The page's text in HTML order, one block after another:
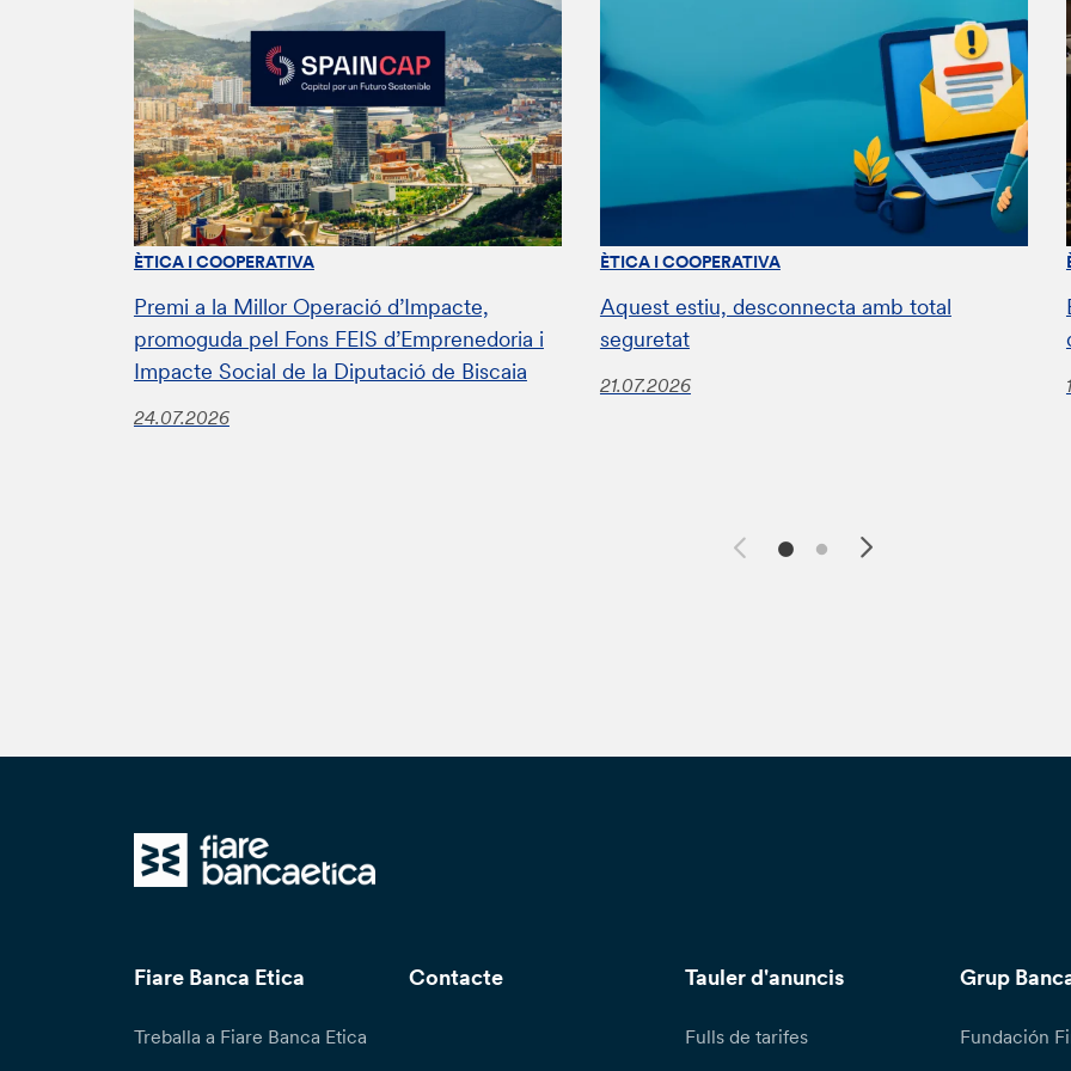
ÈTICA I COOPERATIVA
Premi a la Millor Operació d’Impacte,
promoguda pel Fons FEIS d’Emprenedoria i
Impacte Social de la Diputació de Biscaia
24.07.2026
ÈTICA I COOPERATIVA
Aquest estiu, desconnecta amb total
seguretat
21.07.2026
Fiare Banca Etica
Treballa a Fiare Banca Etica
Contacte Tauler d'anuncis
Fulls de tarifes
Grup
Fundación